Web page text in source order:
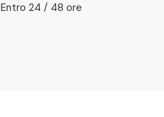
Entro 24 / 48 ore